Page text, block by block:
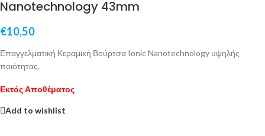
Nanotechnology 43mm
€10,50
Επαγγελματική Κεραμική Βούρτσα Ionic Nanotechnology υψηλής
ποιότητας.
Εκτός Αποθέματος
Add to wishlist